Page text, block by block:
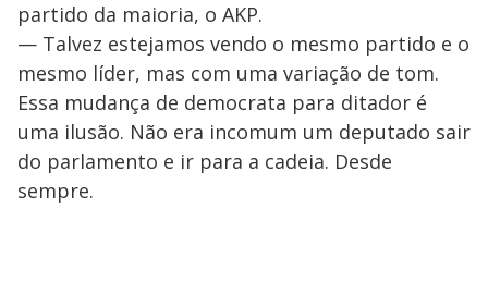
partido da maioria, o AKP.
— Talvez estejamos vendo o mesmo partido e o
mesmo líder, mas com uma variação de tom.
Essa mudança de democrata para ditador é
uma ilusão. Não era incomum um deputado sair
do parlamento e ir para a cadeia. Desde
sempre.